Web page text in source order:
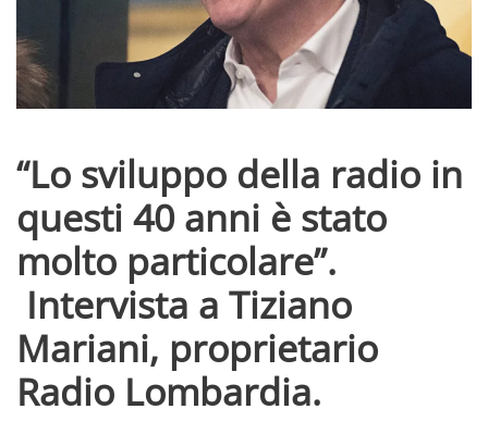
“Lo sviluppo della radio in
questi 40 anni è stato
molto particolare”.
Intervista a Tiziano
Mariani, proprietario
Radio Lombardia.